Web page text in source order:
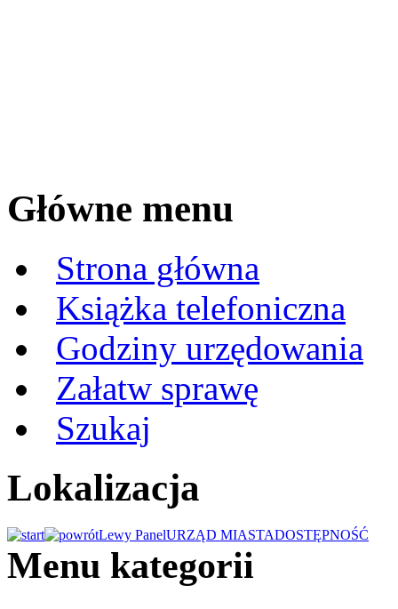
Główne menu
Strona główna
Książka telefoniczna
Godziny urzędowania
Załatw sprawę
Szukaj
Lokalizacja
Lewy PanelURZĄD MIASTADOSTĘPNOŚĆ
Menu kategorii